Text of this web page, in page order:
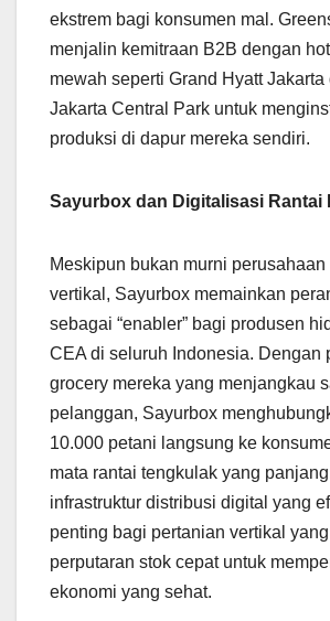
ekstrem bagi konsumen mal.
menjalin kemitraan B2B dengan
mewah seperti Grand Hyatt
Jakarta Central Park untuk
produksi di dapur mereka sendiri.
Sayurbox dan Digitalisasi Rantai
Meskipun bukan murni perusahaan
vertikal, Sayurbox memainkan
sebagai “enabler” bagi produsen
CEA di seluruh Indonesia. Dengan
grocery mereka yang menjangkau
pelanggan, Sayurbox
10.000 petani langsung ke
mata rantai tengkulak yang
infrastruktur distribusi digital yang
penting bagi pertanian vertikal
perputaran stok cepat untuk
ekonomi yang sehat.